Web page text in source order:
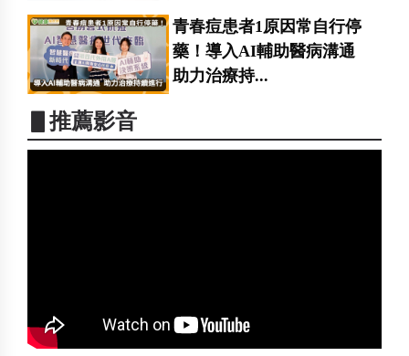
青春痘患者1原因常自行停
藥！導入AI輔助醫病溝通
助力治療持...
▋推薦影音